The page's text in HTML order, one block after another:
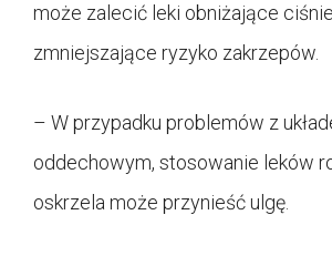
może zalecić leki obniżające
zmniejszające ryzyko zakrzepów.
– W przypadku problemów z
oddechowym, stosowanie leków
oskrzela może przynieść ulgę.